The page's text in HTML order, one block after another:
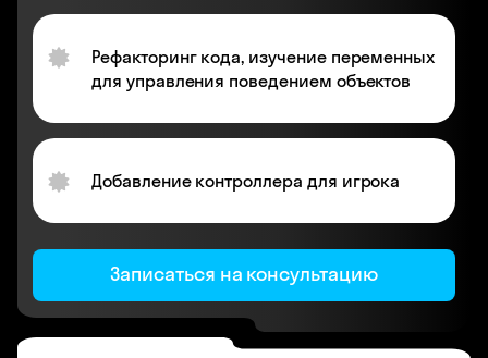
Рефакторинг кода, изучение переменных
для управления поведением объектов
Добавление контроллера для игрока
Записаться на консультацию